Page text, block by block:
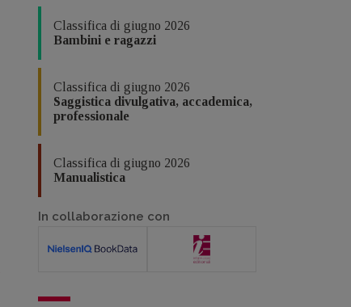
Classifica di giugno 2026
Bambini e ragazzi
Classifica di giugno 2026
Saggistica divulgativa, accademica,
professionale
Classifica di giugno 2026
Manualistica
In collaborazione con